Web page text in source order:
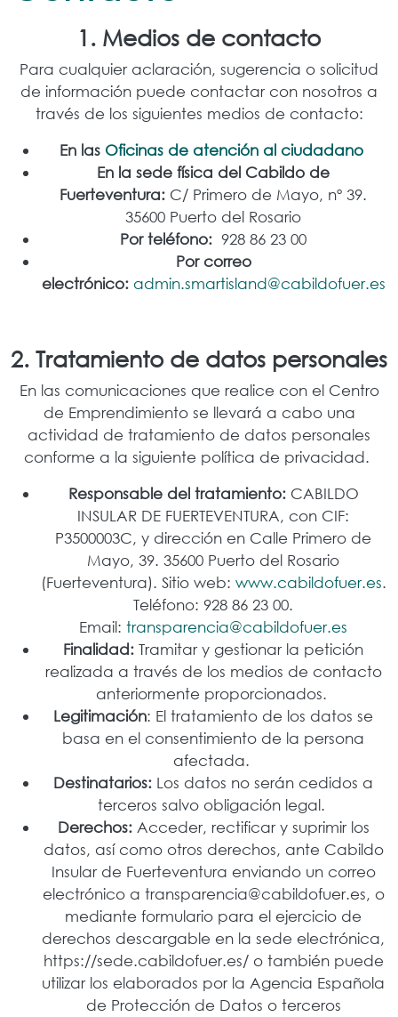
1. Medios de contacto
Para cualquier aclaración, sugerencia o solicitud
de información puede contactar con nosotros a
través de los siguientes medios de contacto:
En las Oficinas de atención al ciudadano
En la sede física del Cabildo de
Fuerteventura: C/ Primero de Mayo, nº 39.
35600 Puerto del Rosario
Por teléfono: 928 86 23 00
Por correo
electrónico: admin.smartisland@cabildofuer.es
2. Tratamiento de datos personales
En las comunicaciones que realice con el Centro
de Emprendimiento se llevará a cabo una
actividad de tratamiento de datos personales
conforme a la siguiente política de privacidad.
Responsable del tratamiento:CABILDO
INSULAR DE FUERTEVENTURA, con CIF:
P3500003C, y dirección en Calle Primero de
Mayo, 39. 35600 Puerto del Rosario
(Fuerteventura). Sitio web: www.cabildofuer.es.
Teléfono: 928 86 23 00.
Email: transparencia@cabildofuer.es
Finalidad: Tramitar y gestionar la petición
realizada a través de los medios de contacto
anteriormente proporcionados.
Legitimación: El tratamiento de los datos se
basa en el consentimiento de la persona
afectada.
Destinatarios: Los datos no serán cedidos a
terceros salvo obligación legal.
Derechos:Acceder, rectificar y suprimir los
datos, así como otros derechos, ante Cabildo
Insular de Fuerteventura enviando un correo
electrónico a transparencia@cabildofuer.es, o
mediante formulario para el ejercicio de
derechos descargable en la sede electrónica,
https://sede.cabildofuer.es/ o también puede
utilizar los elaborados por la Agencia Española
de Protección de Datos o terceros